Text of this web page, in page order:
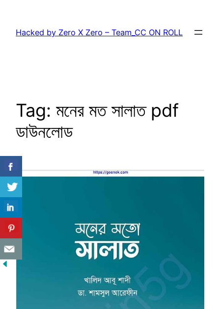
content
Hacked by Zero X Zero – Team_CC ON ROLL
Tag: মনের মত সালাত pdf
ডাউনলোড